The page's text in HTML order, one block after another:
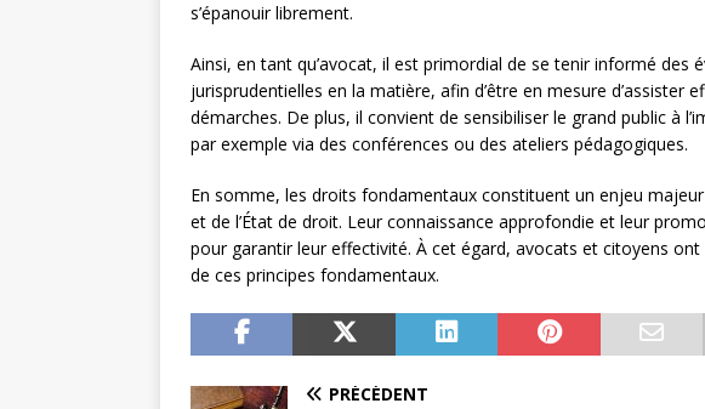
s’épanouir librement.
Ainsi, en tant qu’avocat, il est primordial de se tenir informé des
jurisprudentielles en la matière, afin d’être en mesure d’assister
démarches. De plus, il convient de sensibiliser le grand public à
par exemple via des conférences ou des ateliers pédagogiques.
En somme, les droits fondamentaux constituent un enjeu
et de l’État de droit. Leur connaissance approfondie et leur
pour garantir leur effectivité. À cet égard, avocats et citoyens
de ces principes fondamentaux.
PRÉCÉDENT